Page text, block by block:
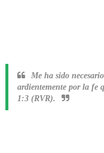
Me ha sido
ardientemente por la fe
1:3 (RVR).